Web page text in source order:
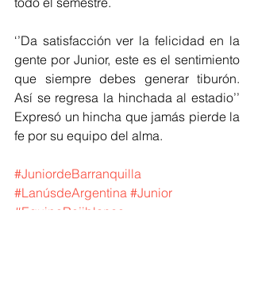
‘’Da satisfacción ver la felicidad en la
gente por Junior, este es el sentimiento
que siempre debes generar tiburón.
Así se regresa la hinchada al estadio’’
Expresó un hincha que jamás pierde la
fe por su equipo del alma.
#JuniordeBarranquilla
#LanúsdeArgentina #Junior
#EquipoRojiblanco